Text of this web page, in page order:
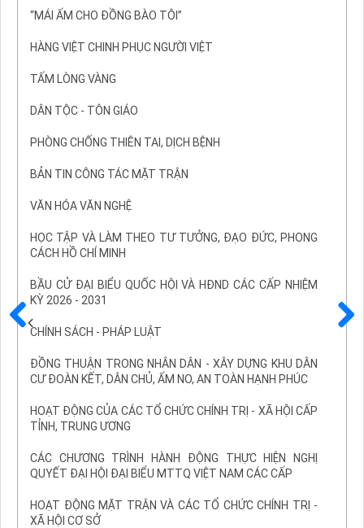
“MÁI ẤM CHO ĐỒNG BÀO TÔI”
HÀNG VIỆT CHINH PHỤC NGƯỜI VIỆT
TẤM LÒNG VÀNG
DÂN TỘC - TÔN GIÁO
PHÒNG CHỐNG THIÊN TAI, DỊCH BỆNH
BẢN TIN CÔNG TÁC MẶT TRẬN
VĂN HÓA VĂN NGHỆ
HỌC TẬP VÀ LÀM THEO TƯ TƯỞNG, ĐẠO ĐỨC, PHONG
CÁCH HỒ CHÍ MINH
BẦU CỬ ĐẠI BIỂU QUỐC HỘI VÀ HĐND CÁC CẤP NHIỆM
KỲ 2026 - 2031
CHÍNH SÁCH - PHÁP LUẬT
ĐỒNG THUẬN TRONG NHÂN DÂN - XÂY DỰNG KHU DÂN
CƯ ĐOÀN KẾT, DÂN CHỦ, ẤM NO, AN TOÀN HẠNH PHÚC
HOẠT ĐỘNG CỦA CÁC TỔ CHỨC CHÍNH TRỊ - XÃ HỘI CẤP
TỈNH, TRUNG ƯƠNG
CÁC CHƯƠNG TRÌNH HÀNH ĐỘNG THỰC HIỆN NGHỊ
QUYẾT ĐẠI HỘI ĐẠI BIỂU MTTQ VIỆT NAM CÁC CẤP
HOẠT ĐỘNG MẶT TRẬN VÀ CÁC TỔ CHỨC CHÍNH TRỊ -
XÃ HỘI CƠ SỞ
Trước